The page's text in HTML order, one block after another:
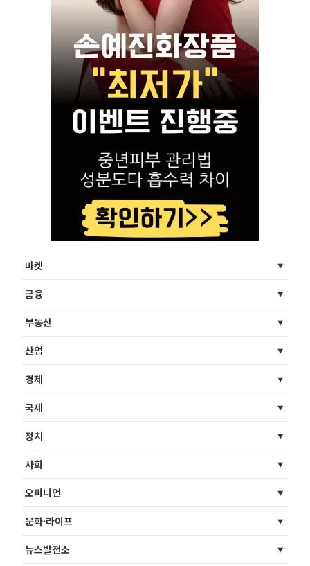
마켓
금융
부동산
산업
경제
국제
정치
사회
오피니언
문화·라이프
뉴스발전소